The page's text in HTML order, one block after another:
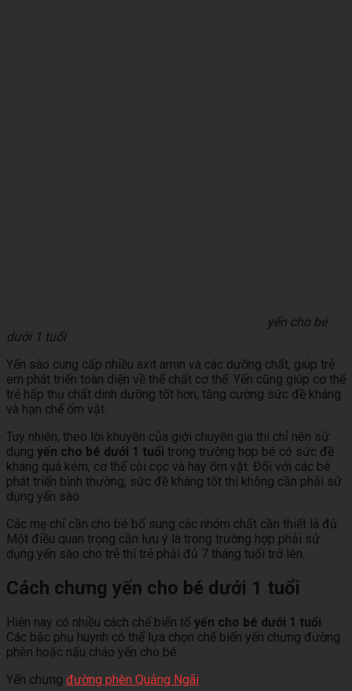
yến cho bé
dưới 1 tuổi
Yến sào cung cấp nhiều axit amin và các dưỡng chất, giúp trẻ
em phát triển toàn diện về thể chất cơ thể. Yến cũng giúp cơ thể
trẻ hấp thụ chất dinh dưỡng tốt hơn, tăng cường sức đề kháng
và hạn chế ốm vặt.
Tuy nhiên, theo lời khuyên của giới chuyên gia thì chỉ nên sử
dụng yến cho bé dưới 1 tuổi trong trường hợp bé có sức đề
kháng quá kém, cơ thể còi cọc và hay ốm vặt. Đối với các bé
phát triển bình thường, sức đề kháng tốt thì không cần phải sử
dụng yến sào.
Các mẹ chỉ cần cho bé bổ sung các nhóm chất cần thiết là đủ.
Một điều quan trọng cần lưu ý là trong trường hợp phải sử
dụng yến sào cho trẻ thì trẻ phải đủ 7 tháng tuổi trở lên.
Cách chưng yến cho bé dưới 1 tuổi
Hiện nay có nhiều cách chế biến tổ yến cho bé dưới 1 tuổi.
Các bậc phụ huynh có thể lựa chọn chế biến yến chưng đường
phèn hoặc nấu cháo yến cho bé.
Yến chưng đường phèn Quảng Ngãi